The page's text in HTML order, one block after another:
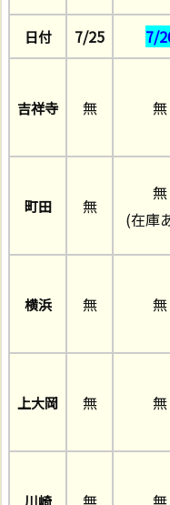
日付 7/25 7/
吉祥寺 無 無
町田 無
無
(在庫
横浜 無 無
上大岡 無 無
川崎 無 無